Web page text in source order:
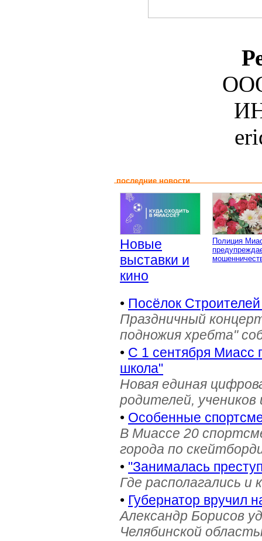
последние новости
Новые
выставки и
кино
Полиция
• Посёлок
Праздничный
подножия хребта"
• С 1 сентября Миасс
школа"
Новая единая
родителей, учеников
• Особенные
В Миассе 20
города по
• "Занималась
Где располагались и
• Губернатор вручил
Александр Борисов
Челябинской